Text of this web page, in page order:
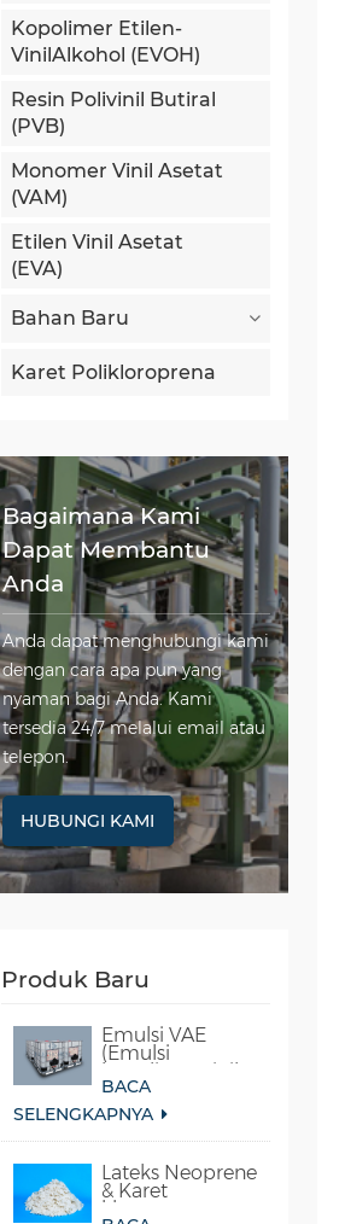
Kopolimer Etilen-
VinilAlkohol (EVOH)
Resin Polivinil Butiral
(PVB)
Monomer Vinil Asetat
(VAM)
Etilen Vinil Asetat
(EVA)
Bahan Baru
Karet Polikloroprena
Bagaimana Kami
Dapat Membantu
Anda
Anda dapat menghubungi kami
dengan cara apa pun yang
nyaman bagi Anda. Kami
tersedia 24/7 melalui email atau
telepon.
HUBUNGI KAMI
Produk Baru
Emulsi VAE
(Emulsi
kopolimer vinil
asetat-etilena)
BACA
SELENGKAPNYA
Lateks Neoprene
& Karet
kloroprena